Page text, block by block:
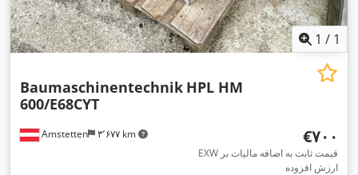
1 / 1
Amstetten ۳٬۶۷۷ km
Baumaschinentechnik HPL HM
600/E68CYT
‎€۷۰۰
EXW قیمت ثابت به اضافه مالیات بر
ارزش افزوده